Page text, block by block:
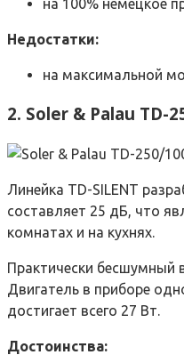
на 100% немецкое
Недостатки:
на максимальной
2. Soler & Palau TD-
Линейка TD-SILENT
составляет 25 дБ, что
комнатах и на кухнях.
Практически
Двигатель в приборе
достигает всего 27 Вт.
Достоинства: